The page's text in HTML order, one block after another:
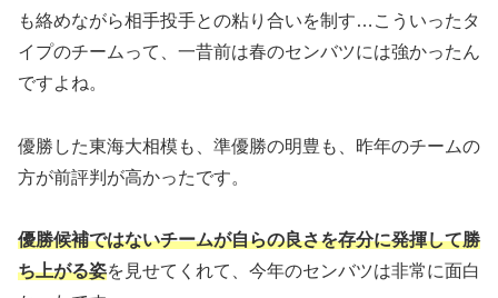
も絡めながら相手投手との粘り合いを制す…こういったタ
イプのチームって、一昔前は春のセンバツには強かったん
ですよね。
優勝した東海大相模も、準優勝の明豊も、昨年のチームの
方が前評判が高かったです。
優勝候補ではないチームが自らの良さを存分に発揮して勝
ち上がる姿を見せてくれて、今年のセンバツは非常に面白